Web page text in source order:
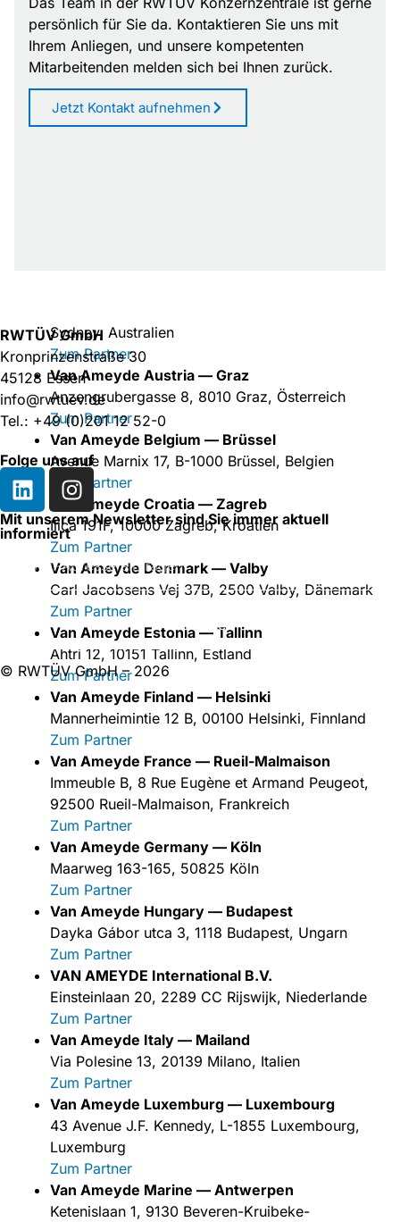
Standort Düsseldorf
Benrather Schlossallee 29 - 33, 40597
Düsseldorf
Zum Partner
Ferdinand-Nebel-Str. 1, 56070 Koblenz
Sydney, Australien
Zum Partner
Van Ameyde Austria — Graz
Anzengrubergasse 8, 8010 Graz, Österreich
Zum Partner
Van Ameyde Belgium — Brüssel
Avenue Marnix 17, B-1000 Brüssel, Belgien
Zum Partner
Van Ameyde Croatia — Zagreb
Ilica 191F, 10000 Zagreb, Kroatien
Zum Partner
Van Ameyde Denmark — Valby
Carl Jacobsens Vej 37B, 2500 Valby, Dänemark
Zum Partner
Van Ameyde Estonia — Tallinn
Ahtri 12, 10151 Tallinn, Estland
Zum Partner
Van Ameyde Finland — Helsinki
Mannerheimintie 12 B, 00100 Helsinki, Finnland
Zum Partner
Van Ameyde France — Rueil-Malmaison
Immeuble B, 8 Rue Eugène et Armand Peugeot,
92500 Rueil-Malmaison, Frankreich
Zum Partner
Van Ameyde Germany — Köln
Maarweg 163-165, 50825 Köln
Zum Partner
Van Ameyde Hungary — Budapest
Dayka Gábor utca 3, 1118 Budapest, Ungarn
Zum Partner
VAN AMEYDE International B.V.
Einsteinlaan 20, 2289 CC Rijswijk, Niederlande
Zum Partner
Van Ameyde Italy — Mailand
Via Polesine 13, 20139 Milano, Italien
Zum Partner
Van Ameyde Luxemburg — Luxembourg
43 Avenue J.F. Kennedy, L-1855 Luxembourg,
Luxemburg
Zum Partner
Van Ameyde Marine — Antwerpen
Ketenislaan 1, 9130 Beveren-Kruibeke-
persönlich für Sie da. Kontaktieren Sie uns mit
Ihrem Anliegen, und unsere kompetenten
Mitarbeitenden melden sich bei Ihnen zurück.
Jetzt Kontakt aufnehmen
RWTÜV GmbH
Kronprinzenstraße 30
45128 Essen
info@rwtuev.de
Tel.: +49 (0)201 12 52-0
Folge uns auf
Mit unserem Newsletter sind Sie immer aktuell
informiert
Abonnieren
© RWTÜV GmbH – 2026